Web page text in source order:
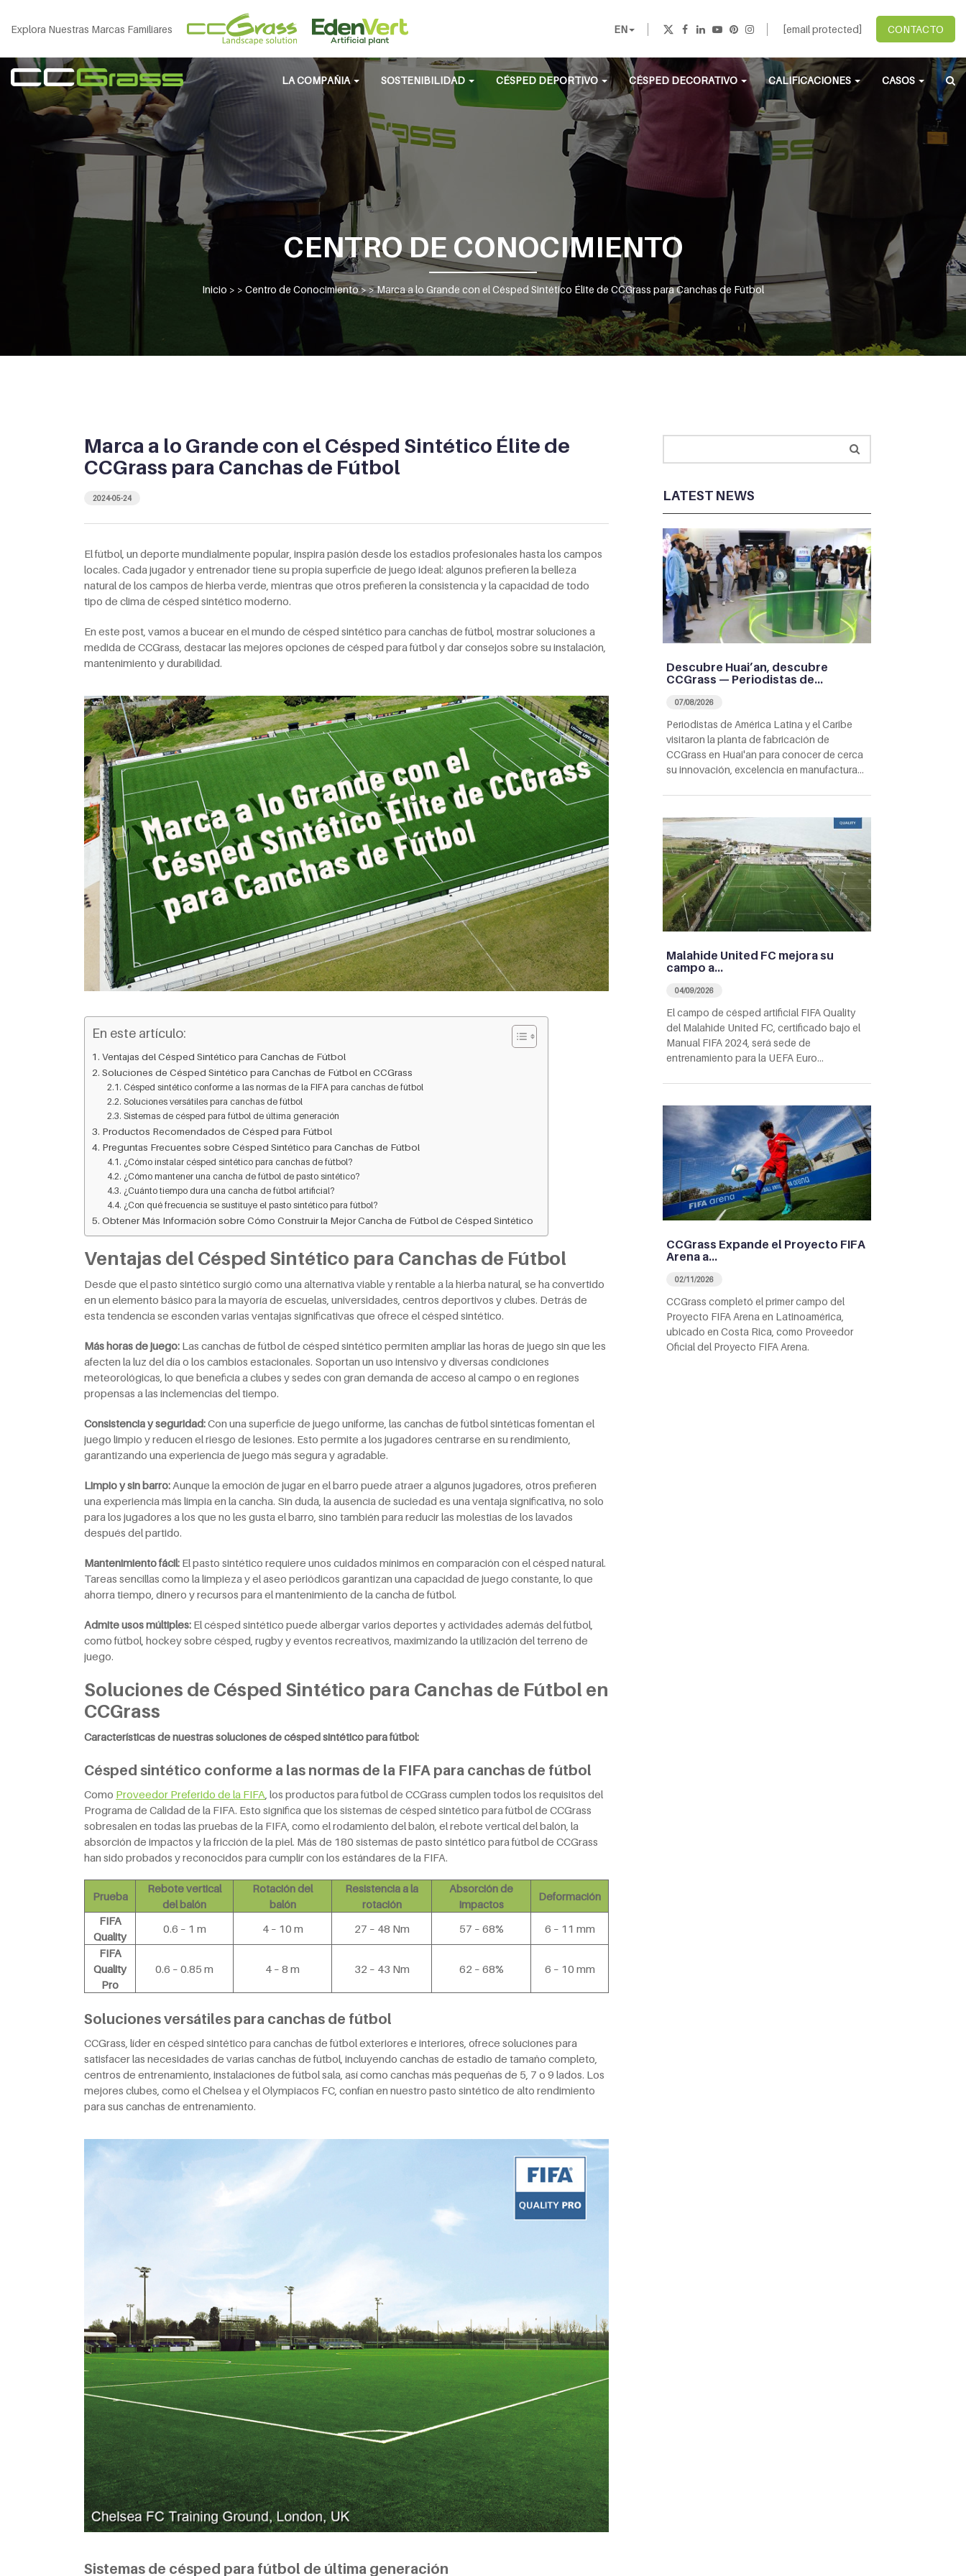
Explora Nuestras Marcas Familiares EN [email protected] CONTACTO
LA COMPAÑIA SOSTENIBILIDAD CÉSPED DEPORTIVO CÉSPED DECORATIVO CALIFICACIONES CASOS
CENTRO DE CONOCIMIENTO
Inicio > > Centro de Conocimiento> >Marca a lo Grande con el Césped Sintético Élite de CCGrass para Canchas de Fútbol
LATEST NEWS
Descubre Huai’an, descubre
CCGrass — Periodistas de…
07/08/2026
Periodistas de América Latina y el Caribe
visitaron la planta de fabricación de
CCGrass en Huai'an para conocer de cerca
su innovación, excelencia en manufactura…
Malahide United FC mejora su
campo a…
04/09/2026
El campo de césped artificial FIFA Quality
del Malahide United FC, certificado bajo el
Manual FIFA 2024, será sede de
entrenamiento para la UEFA Euro…
CCGrass Expande el Proyecto FIFA
Arena a…
02/11/2026
CCGrass completó el primer campo del
Proyecto FIFA Arena en Latinoamérica,
ubicado en Costa Rica, como Proveedor
Oficial del Proyecto FIFA Arena.
Marca a lo Grande con el Césped Sintético Élite de
CCGrass para Canchas de Fútbol
2024-05-24
El fútbol, un deporte mundialmente popular, inspira pasión desde los estadios profesionales hasta los campos
locales. Cada jugador y entrenador tiene su propia superficie de juego ideal: algunos prefieren la belleza
natural de los campos de hierba verde, mientras que otros prefieren la consistencia y la capacidad de todo
tipo de clima de césped sintético moderno.
En este post, vamos a bucear en el mundo de césped sintético para canchas de fútbol, mostrar soluciones a
medida de CCGrass, destacar las mejores opciones de césped para fútbol y dar consejos sobre su instalación,
mantenimiento y durabilidad.
En este artículo:
Ventajas del Césped Sintético para Canchas de Fútbol
Soluciones de Césped Sintético para Canchas de Fútbol en CCGrass
Césped sintético conforme a las normas de la FIFA para canchas de fútbol
Soluciones versátiles para canchas de fútbol
Sistemas de césped para fútbol de última generación
Productos Recomendados de Césped para Fútbol
Preguntas Frecuentes sobre Césped Sintético para Canchas de Fútbol
¿Cómo instalar césped sintético para canchas de fútbol?
¿Cómo mantener una cancha de fútbol de pasto sintético?
¿Cuánto tiempo dura una cancha de fútbol artificial?
¿Con qué frecuencia se sustituye el pasto sintético para fútbol?
Obtener Más Información sobre Cómo Construir la Mejor Cancha de Fútbol de Césped Sintético
Ventajas del Césped Sintético para Canchas de Fútbol
Desde que el pasto sintético surgió como una alternativa viable y rentable a la hierba natural, se ha convertido
en un elemento básico para la mayoría de escuelas, universidades, centros deportivos y clubes. Detrás de
esta tendencia se esconden varias ventajas significativas que ofrece el césped sintético.
Más horas de juego: Las canchas de fútbol de césped sintético permiten ampliar las horas de juego sin que les
afecten la luz del día o los cambios estacionales. Soportan un uso intensivo y diversas condiciones
meteorológicas, lo que beneficia a clubes y sedes con gran demanda de acceso al campo o en regiones
propensas a las inclemencias del tiempo.
Consistencia y seguridad:Con una superficie de juego uniforme, las canchas de fútbol sintéticas fomentan el
juego limpio y reducen el riesgo de lesiones. Esto permite a los jugadores centrarse en su rendimiento,
garantizando una experiencia de juego más segura y agradable.
Limpio y sin barro: Aunque la emoción de jugar en el barro puede atraer a algunos jugadores, otros prefieren
una experiencia más limpia en la cancha. Sin duda, la ausencia de suciedad es una ventaja significativa, no solo
para los jugadores a los que no les gusta el barro, sino también para reducir las molestias de los lavados
después del partido.
Mantenimiento fácil: El pasto sintético requiere unos cuidados mínimos en comparación con el césped natural.
Tareas sencillas como la limpieza y el aseo periódicos garantizan una capacidad de juego constante, lo que
ahorra tiempo, dinero y recursos para el mantenimiento de la cancha de fútbol.
Admite usos múltiples: El césped sintético puede albergar varios deportes y actividades además del fútbol,
como fútbol, hockey sobre césped, rugby y eventos recreativos, maximizando la utilización del terreno de
juego.
Soluciones de Césped Sintético para Canchas de Fútbol en
CCGrass
Características de nuestras soluciones de césped sintético para fútbol:
Césped sintético conforme a las normas de la FIFA para canchas de fútbol
Como Proveedor Preferido de la FIFA , los productos para fútbol de CCGrass cumplen todos los requisitos del
Programa de Calidad de la FIFA. Esto significa que los sistemas de césped sintético para fútbol de CCGrass
sobresalen en todas las pruebas de la FIFA, como el rodamiento del balón, el rebote vertical del balón, la
absorción de impactos y la fricción de la piel. Más de 180 sistemas de pasto sintético para fútbol de CCGrass
han sido probados y reconocidos para cumplir con los estándares de la FIFA.
Prueba
Rebote vertical
del balón
Rotación del
balón
Resistencia a la
rotación
Absorción de
impactos
Deformación
FIFA
Quality
0.6 – 1 m 4 – 10 m 27 – 48 Nm 57 – 68%
6 – 11 mm
FIFA
Quality
Pro
0.6 – 0.85 m 4 – 8 m 32 – 43 Nm 62 – 68% 6 – 10 mm
Soluciones versátiles para canchas de fútbol
CCGrass, líder en césped sintético para canchas de fútbol exteriores e interiores, ofrece soluciones para
satisfacer las necesidades de varias canchas de fútbol, incluyendo canchas de estadio de tamaño completo,
centros de entrenamiento, instalaciones de fútbol sala, así como canchas más pequeñas de 5, 7 o 9 lados. Los
mejores clubes, como el Chelsea y el Olympiacos FC, confían en nuestro pasto sintético de alto rendimiento
para sus canchas de entrenamiento.
Sistemas de césped para fútbol de última generación